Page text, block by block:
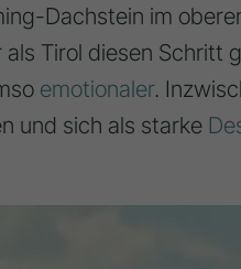
Dachstein im
Tirol diesen Schritt
emotionaler.
und sich als starke